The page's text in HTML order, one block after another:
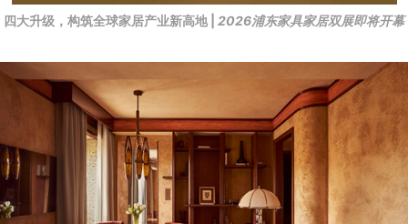
四大升级，构筑全球家居产业新高地 | 2026浦东家具家居双展即将开幕